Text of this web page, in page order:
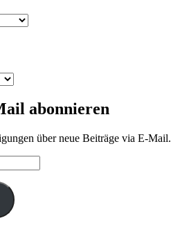
abonnieren
über neue Beiträge via E-Mail.